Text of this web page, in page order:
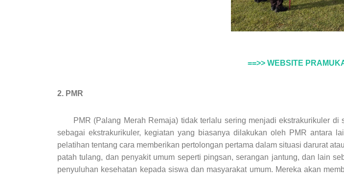
==>> WEBSITE
2. PMR
PMR (Palang Merah Remaja) tidak terlalu sering menjadi ekstrakurikuler di
sebagai ekstrakurikuler, kegiatan yang biasanya dilakukan oleh PMR antara
pelatihan tentang cara memberikan pertolongan pertama dalam situasi darurat
patah tulang, dan penyakit umum seperti pingsan, serangan jantung, dan lain
penyuluhan kesehatan kepada siswa dan masyarakat umum. Mereka akan